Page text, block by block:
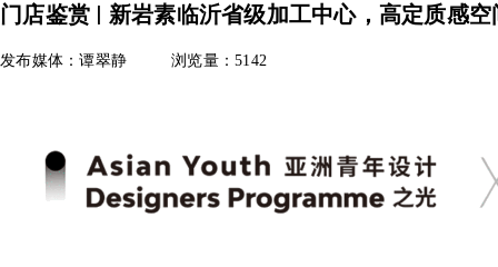
门店鉴赏 | 新岩素临沂省级加工中心，高定质感空
发布媒体：谭翠静 浏览量：5142